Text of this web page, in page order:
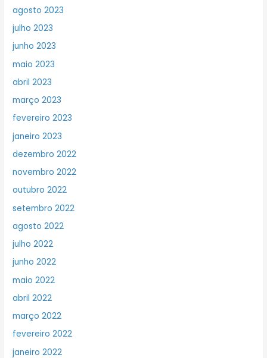
agosto 2023
julho 2023
junho 2023
maio 2023
abril 2023
março 2023
fevereiro 2023
janeiro 2023
dezembro 2022
novembro 2022
outubro 2022
setembro 2022
agosto 2022
julho 2022
junho 2022
maio 2022
abril 2022
março 2022
fevereiro 2022
janeiro 2022